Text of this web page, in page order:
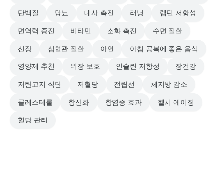
단백질 당뇨 대사 촉진 러닝 렙틴 저항성
면역력 증진 비타민 소화 촉진 수면 질환
신장 심혈관 질환 아연 아침 공복에 좋은 음식
영양제 추천 위장 보호 인슐린 저항성 장건강
저탄고지 식단 저혈당 전립선 체지방 감소
콜레스테롤 항산화 항염증 효과 헬시 에이징
혈당 관리